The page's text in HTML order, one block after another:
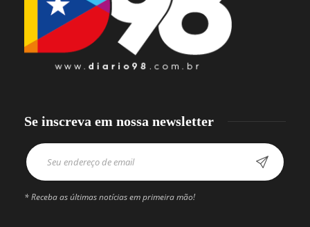
Se inscreva em nossa newsletter
* Receba as últimas notícias em primeira mão!